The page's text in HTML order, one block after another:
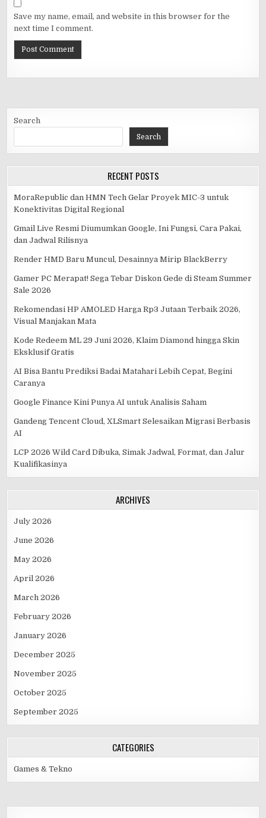
Save my name, email, and website in this browser for the
next time I comment.
Search
Search
RECENT POSTS
MoraRepublic dan HMN Tech Gelar Proyek MIC-3 untuk
Konektivitas Digital Regional
Gmail Live Resmi Diumumkan Google, Ini Fungsi, Cara Pakai,
dan Jadwal Rilisnya
Render HMD Baru Muncul, Desainnya Mirip BlackBerry
Gamer PC Merapat! Sega Tebar Diskon Gede di Steam Summer
Sale 2026
Rekomendasi HP AMOLED Harga Rp3 Jutaan Terbaik 2026,
Visual Manjakan Mata
Kode Redeem ML 29 Juni 2026, Klaim Diamond hingga Skin
Eksklusif Gratis
AI Bisa Bantu Prediksi Badai Matahari Lebih Cepat, Begini
Caranya
Google Finance Kini Punya AI untuk Analisis Saham
Gandeng Tencent Cloud, XLSmart Selesaikan Migrasi Berbasis
AI
LCP 2026 Wild Card Dibuka, Simak Jadwal, Format, dan Jalur
Kualifikasinya
ARCHIVES
July 2026
June 2026
May 2026
April 2026
March 2026
February 2026
January 2026
December 2025
November 2025
October 2025
September 2025
CATEGORIES
Games & Tekno